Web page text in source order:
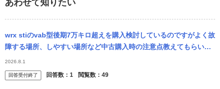
あわせて知りたい
wrx stiのvab型後期7万キロ超えを購入検討しているのですがよく故
障する場所、しやすい場所など中古購入時の注意点教えてもらいた
いです あと保証には入ったほうが良いですか?
2026.8.1
回答受付終了 回答数： 1 閲覧数： 49